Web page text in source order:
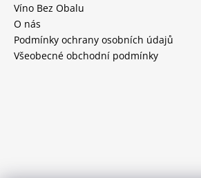
Víno Bez Obalu
O nás
Podmínky ochrany osobních údajů
Všeobecné obchodní podmínky